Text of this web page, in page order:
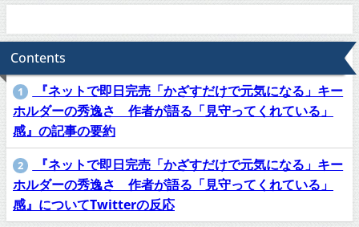
Contents
1
『ネットで即日完売「かざすだけで元気になる」キー
ホルダーの秀逸さ 作者が語る「見守ってくれている」
感』の記事の要約
2
『ネットで即日完売「かざすだけで元気になる」キー
ホルダーの秀逸さ 作者が語る「見守ってくれている」
感』についてTwitterの反応